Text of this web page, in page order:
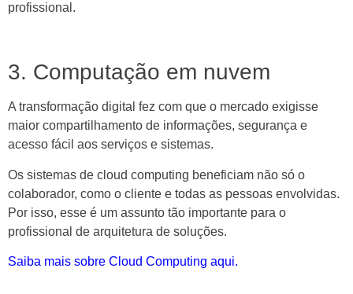
profissional.
3. Computação em nuvem
A transformação digital fez com que o mercado exigisse
maior compartilhamento de informações, segurança e
acesso fácil aos serviços e sistemas.
Os sistemas de cloud computing beneficiam não só o
colaborador, como o cliente e todas as pessoas envolvidas.
Por isso, esse é um assunto tão importante para o
profissional de arquitetura de soluções.
Saiba mais sobre Cloud Computing aqui.